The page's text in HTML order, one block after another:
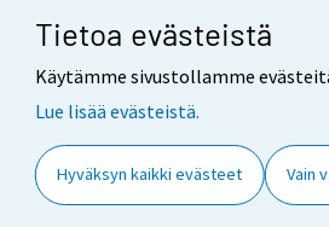
Tietoa evästeistä
Käytämme sivustollamme
Lue lisää evästeistä.
Hyväksyn kaikki evästeet Vain